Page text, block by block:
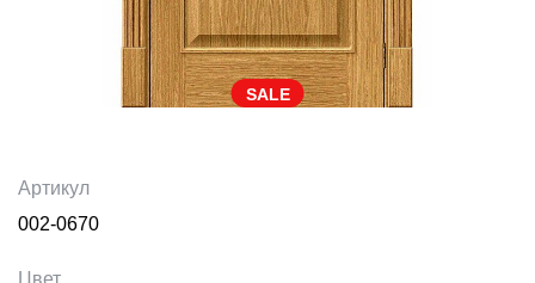
SALE
Артикул
002-0670
Цвет